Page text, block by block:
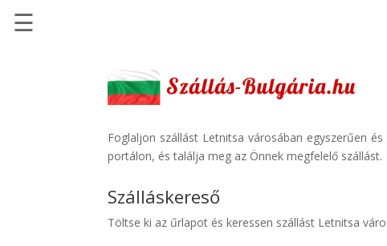
Szállásinfo.eu
Repülőjegy
☰
Foglaljon szállást Letnitsa városában egyszerűen
portálon, és találja meg az Önnek megfelelő szállást.
Szálláskereső
Töltse ki az űrlapot és keressen szállást Letnitsa